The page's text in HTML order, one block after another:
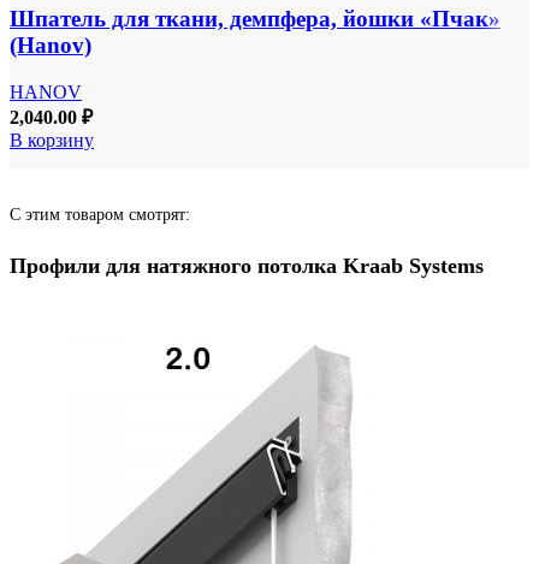
Шпатель для ткани, демпфера, йошки «Пчак»
(Hanov)
HANOV
2,040.00 ₽
В корзину
С этим товаром смотрят:
Профили для натяжного потолка Kraab Systems